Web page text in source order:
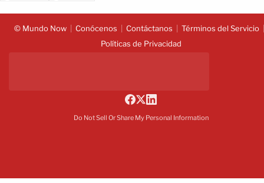
© Mundo Now Conócenos Contáctanos
Términos del Servicio
Políticas de Privacidad
Do Not Sell Or Share My Personal Information